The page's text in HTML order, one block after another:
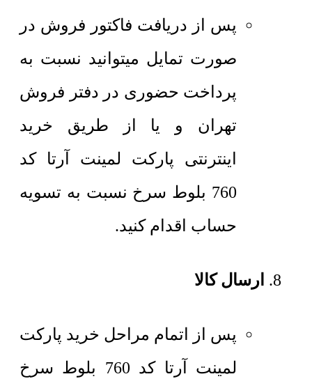
پس از دریافت فاکتور فروش در
صورت تمایل میتوانید نسبت به
پرداخت حضوری در دفتر فروش
تهران و یا از طریق خرید
اینترنتی پارکت لمینت آرتا کد
760 بلوط سرخ نسبت به تسویه
حساب اقدام کنید.
ارسال کالا
پس از اتمام مراحل خرید پارکت
لمینت آرتا کد 760 بلوط سرخ